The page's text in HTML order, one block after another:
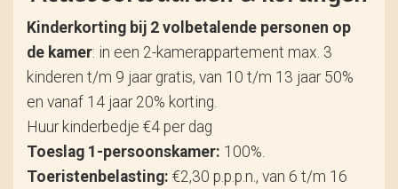
Kinderkorting bij 2 volbetalende personen op
de kamer: in een 2-kamerappartement max. 3
kinderen t/m 9 jaar gratis, van 10 t/m 13 jaar 50%
en vanaf 14 jaar 20% korting.
Huur kinderbedje €4 per dag
Toeslag 1-persoonskamer: 100%.
Toeristenbelasting: €2,30 p.p.p.n., van 6 t/m 16